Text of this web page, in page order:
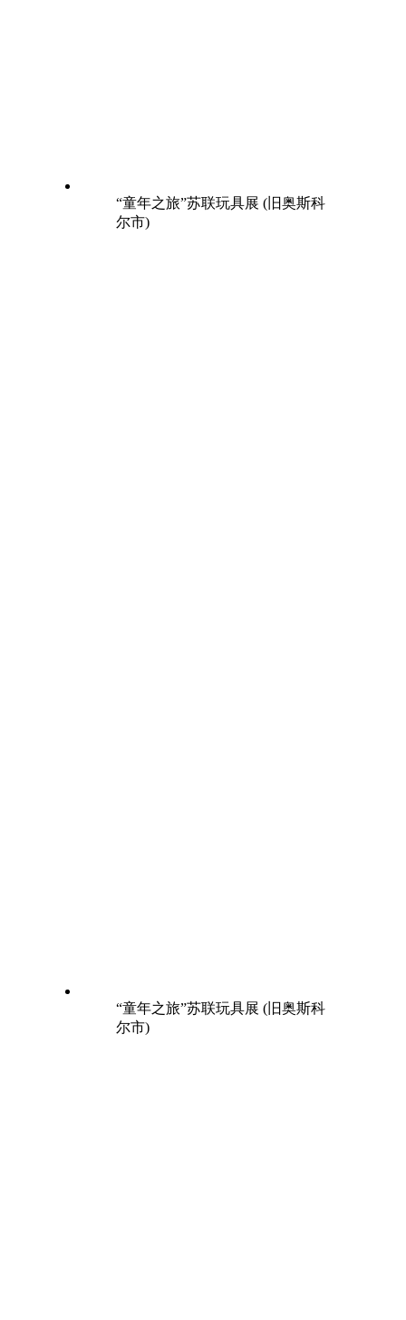
“童年之旅”苏联玩具展 (旧奥斯科
尔市)
“童年之旅”苏联玩具展 (旧奥斯科
尔市)